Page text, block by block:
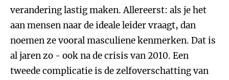
verandering lastig maken. Allereerst: als je het
aan mensen naar de ideale leider vraagt, dan
noemen ze vooral masculiene kenmerken. Dat is
al jaren zo - ook na de crisis van 2010. Een
tweede complicatie is de zelfoverschatting van